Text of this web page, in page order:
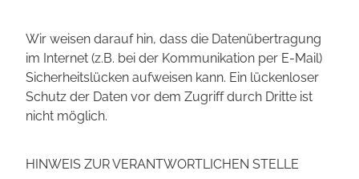
Wir weisen darauf hin, dass die Datenübertragung
im Internet (z.B. bei der Kommunikation per E-Mail)
Sicherheitslücken aufweisen kann. Ein lückenloser
Schutz der Daten vor dem Zugriff durch Dritte ist
nicht möglich.
HINWEIS ZUR VERANTWORTLICHEN STELLE